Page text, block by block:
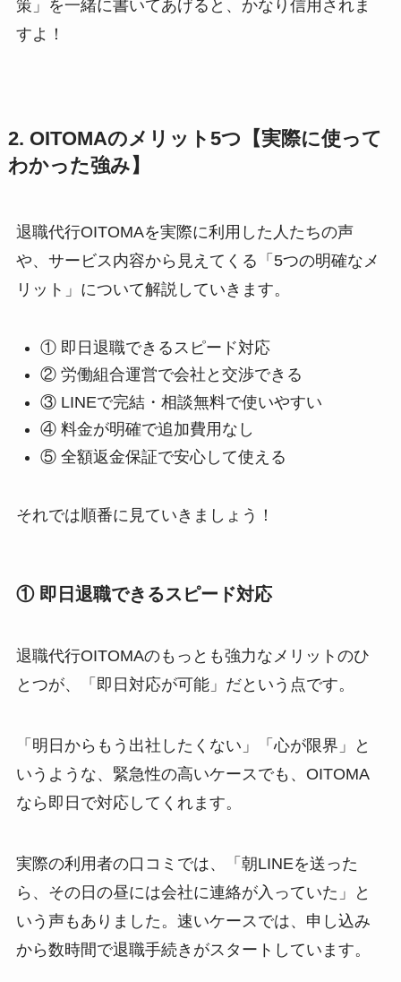
策」を一緒に書いてあげると、かなり信用されま
すよ！
2. OITOMAのメリット5つ【実際に使って
わかった強み】
退職代行OITOMAを実際に利用した人たちの声
や、サービス内容から見えてくる「5つの明確なメ
リット」について解説していきます。
① 即日退職できるスピード対応
② 労働組合運営で会社と交渉できる
③ LINEで完結・相談無料で使いやすい
④ 料金が明確で追加費用なし
⑤ 全額返金保証で安心して使える
それでは順番に見ていきましょう！
① 即日退職できるスピード対応
退職代行OITOMAのもっとも強力なメリットのひ
とつが、「即日対応が可能」だという点です。
「明日からもう出社したくない」「心が限界」と
いうような、緊急性の高いケースでも、OITOMA
なら即日で対応してくれます。
実際の利用者の口コミでは、「朝LINEを送った
ら、その日の昼には会社に連絡が入っていた」と
いう声もありました。速いケースでは、申し込み
から数時間で退職手続きがスタートしています。